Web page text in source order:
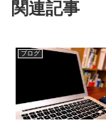
関連記事
ブログ